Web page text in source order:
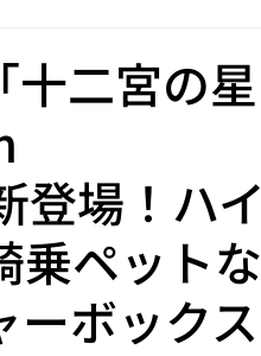
十二宮の星
場！ハイ
乗ペットな
ーボックス